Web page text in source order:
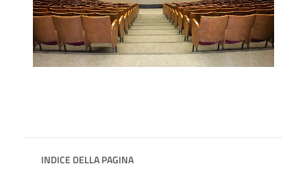
INDICE DELLA PAGINA